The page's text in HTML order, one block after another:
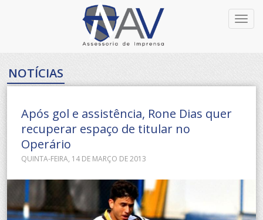
NOTÍCIAS
Após gol e assistência, Rone Dias quer
recuperar espaço de titular no
Operário
QUINTA-FEIRA, 14 DE MARÇO DE 2013